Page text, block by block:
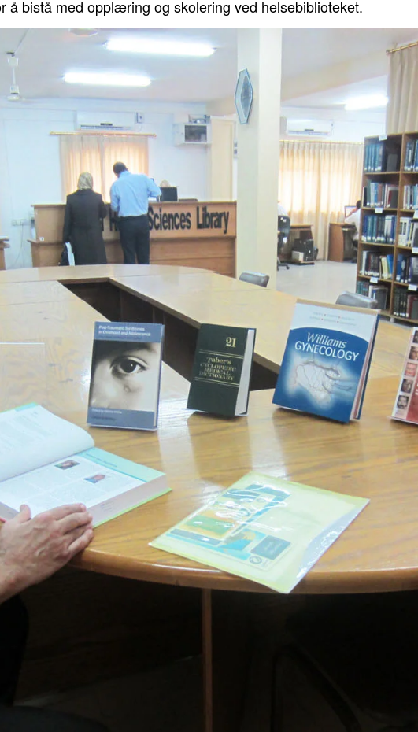
å bistå med opplæring og skolering ved helsebiblioteket.